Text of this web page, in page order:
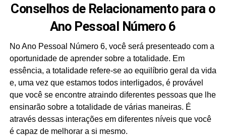
Conselhos de Relacionamento para o
Ano Pessoal Número 6
No Ano Pessoal Número 6, você será presenteado com a
oportunidade de aprender sobre a totalidade. Em
essência, a totalidade refere-se ao equilíbrio geral da vida
e, uma vez que estamos todos interligados, é provável
que você se encontre atraindo diferentes pessoas que lhe
ensinarão sobre a totalidade de várias maneiras. É
através dessas interações em diferentes níveis que você
é capaz de melhorar a si mesmo.